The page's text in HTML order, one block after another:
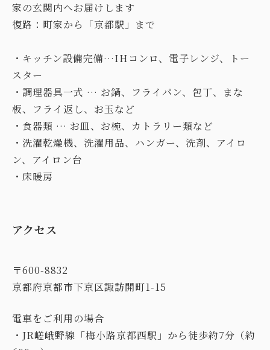
家の玄関内へお届けします
復路：町家から「京都駅」まで
・キッチン設備完備…IHコンロ、電子レンジ、トー
スター
・調理器具一式 … お鍋、フライパン、包丁、まな
板、フライ返し、お玉など
・食器類 … お皿、お椀、カトラリー類など
・洗濯乾燥機、洗濯用品、ハンガー、洗剤、アイロ
ン、アイロン台
・床暖房
アクセス
〒600-8832
京都府京都市下京区諏訪開町1-15
電車をご利用の場合
・JR嵯峨野線「梅小路京都西駅」から徒歩約7分（約